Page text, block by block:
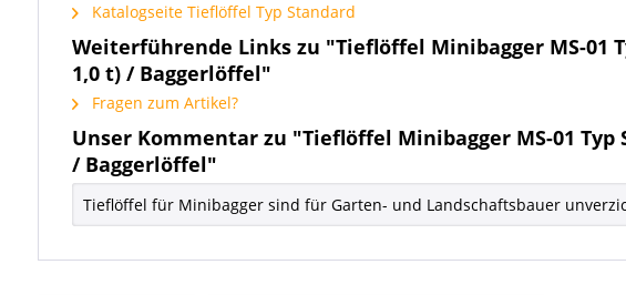
Katalogseite Tieflöffel Typ Standard
Weiterführende Links zu "Tieflöffel Minibagger MS-01
1,0 t) / Baggerlöffel"
Fragen zum Artikel?
Unser Kommentar zu "Tieflöffel Minibagger MS-01 Typ
/ Baggerlöffel"
Tieflöffel für Minibagger sind für Garten- und Landschaftsbauer